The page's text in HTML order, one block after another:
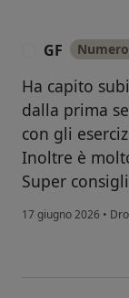
GF
Ha capito
dalla prima
con gli
Inoltre è
Super
17 giugno 2026 •